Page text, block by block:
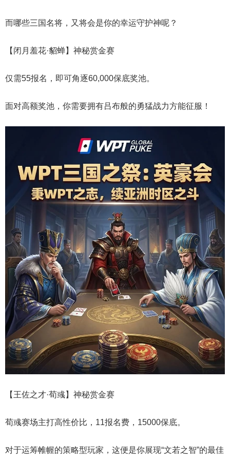
而哪些三国名将，又将会是你的幸运守护神呢？
【闭月羞花·貂蝉】神秘赏金赛
仅需55报名，即可角逐60,000保底奖池。
面对高额奖池，你需要拥有吕布般的勇猛战力方能征服！
【王佐之才·荀彧】神秘赏金赛
荀彧赛场主打高性价比，11报名费，15000保底。
对于运筹帷幄的策略型玩家，这便是你展现“文若之智”的最佳